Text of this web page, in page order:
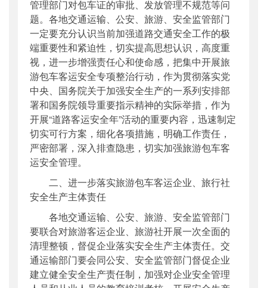
管理部门对包车证的审批、发放管理不规范等问
题。各地交通运输、公安、旅游、安全监管部门
一定要充分认识当前加强道路交通安全工作的极
端重要性和紧迫性，切实提高思想认识，高度重
视，进一步增强责任心和使命感，把集中开展旅
游包车客运安全专项整治行动，作为贯彻落实党
中央、国务院关于加强安全生产的一系列安排部
署和国务院领导重要指示精神的实际举措，作为
开展“道路客运安全年”活动的重要内容，迅速制定
切实可行方案，细化各项措施，明确工作责任，
严密部署，深入排查隐患，切实加强旅游包车客
运安全管理。
二、进一步落实旅游包车客运企业、旅行社
安全生产主体责任
各地交通运输、公安、旅游、安全监管部门
要联合对旅游客运企业、旅游社开展一次全面的
清理整顿，督促企业落实安全生产主体责任。交
通运输部门要会同公安、安全监管部门督促企业
建立健全安全生产责任制，加强对企业安全管理